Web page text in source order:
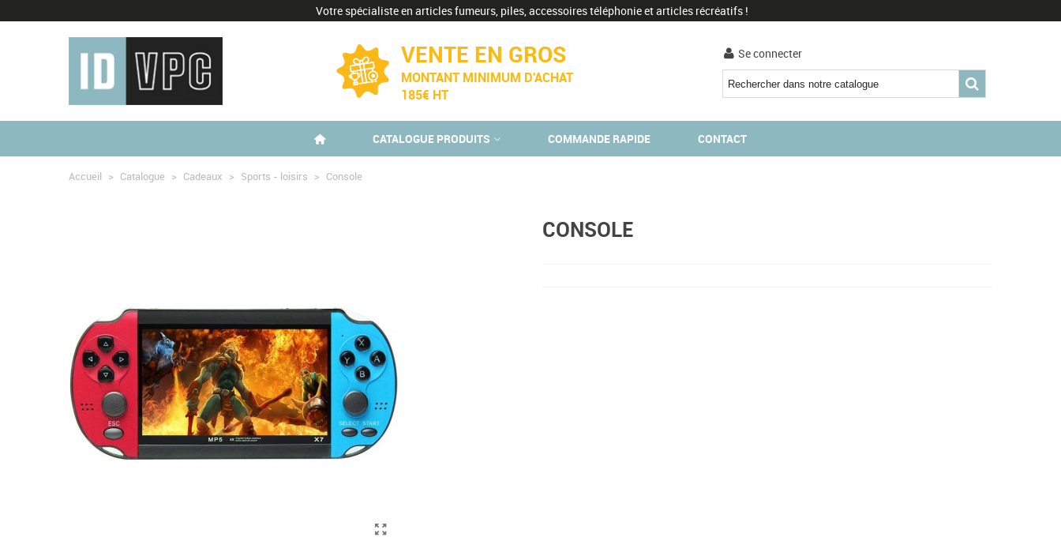
Votre spécialiste en articles fumeurs, piles, accessoires téléphonie et articles récréatifs !
VENTE EN GROS
MONTANT MINIMUM D'ACHAT
185€ HT
Se connecter
CATALOGUE PRODUITS COMMANDE RAPIDE CONTACT
Accueil > Catalogue > Cadeaux > Sports - loisirs > Console
CONSOLE